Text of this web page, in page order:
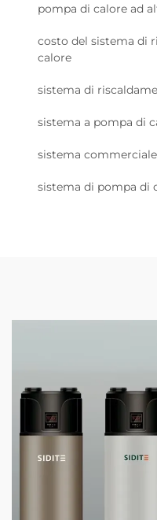
pompa di calore ad
costo del sistema di
calore
sistema di
sistema a pompa di
sistema
sistema di pompa di